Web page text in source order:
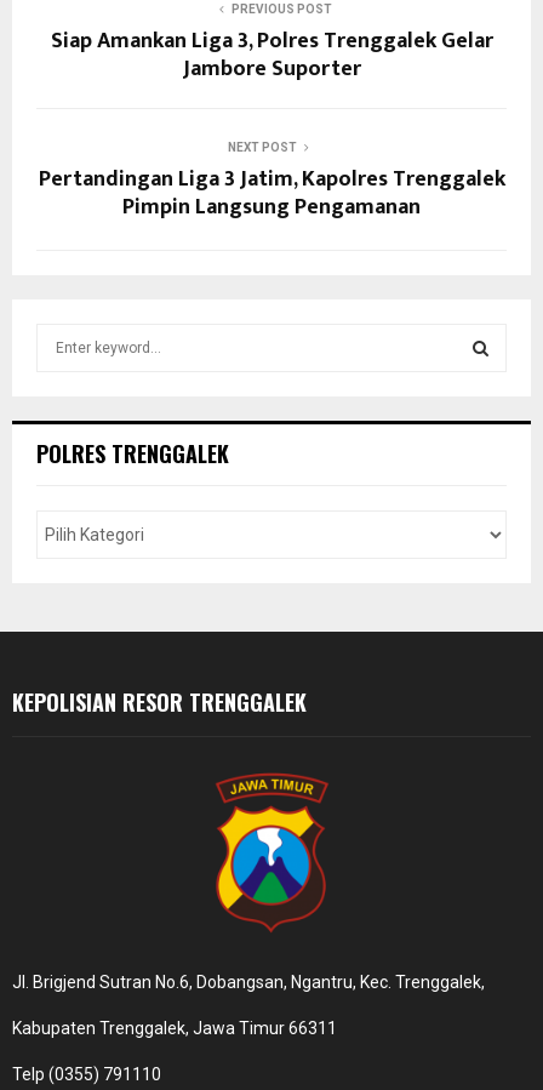
PREVIOUS POST
Siap Amankan Liga 3, Polres Trenggalek Gelar
Jambore Suporter
NEXT POST
Pertandingan Liga 3 Jatim, Kapolres Trenggalek
Pimpin Langsung Pengamanan
hPOLRES TRENGGALEK
KEPOLISIAN RESOR TRENGGALEK
Jl. Brigjend Sutran No.6, Dobangsan, Ngantru, Kec. Trenggalek,
Kabupaten Trenggalek, Jawa Timur 66311
Telp (0355) 791110